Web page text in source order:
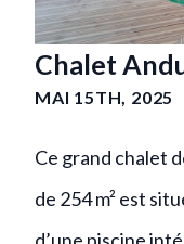
Chalet
MAI 15TH, 2025
Ce grand chalet
de 254 m² est